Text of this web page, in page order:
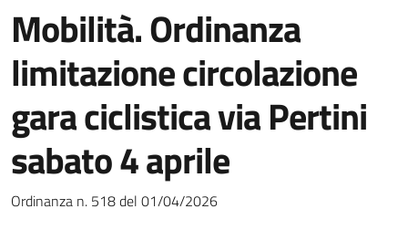
Mobilità. Ordinanza
limitazione circolazione
gara ciclistica via Pertini
sabato 4 aprile
Dettagli della notizia
Ordinanza n. 518 del 01/04/2026